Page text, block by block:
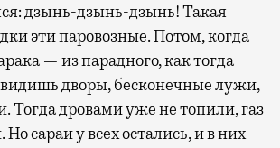
нет недостатка
их обычно
зонах воздушных
вокзалах — тоже.
на Ленинградском,
Ярославском
дзынь-дзынь-дзынь! Такая
эти паровозные. Потом, когда
— из парадного, как тогда
дворы, бесконечные лужи,
Тогда дровами уже не топили, газ
сараи у всех остались, и в них